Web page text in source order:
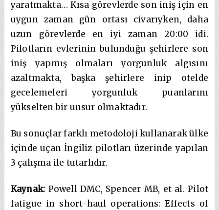
yaratmakta… Kısa görevlerde son iniş için en
uygun zaman gün ortası civarıyken, daha
uzun görevlerde en iyi zaman 20:00 idi.
Pilotların evlerinin bulunduğu şehirlere son
iniş yapmış olmaları yorgunluk algısını
azaltmakta, başka şehirlere inip otelde
gecelemeleri yorgunluk puanlarını
yükselten bir unsur olmaktadır.
Bu sonuçlar farklı metodoloji kullanarak ülke
içinde uçan İngiliz pilotları üzerinde yapılan
3 çalışma ile tutarlıdır.
Kaynak: Powell DMC, Spencer MB, et al. Pilot
fatigue in short-haul operations: Effects of